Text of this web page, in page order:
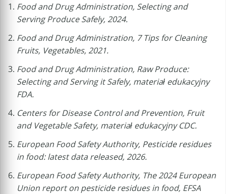
Food and Drug Administration, Selecting and
Serving Produce Safely, 2024.
Food and Drug Administration, 7 Tips for Cleaning
Fruits, Vegetables, 2021.
Food and Drug Administration, Raw Produce:
Selecting and Serving it Safely, materiał edukacyjny
FDA.
Centers for Disease Control and Prevention, Fruit
and Vegetable Safety, materiał edukacyjny CDC.
European Food Safety Authority, Pesticide residues
in food: latest data released, 2026.
European Food Safety Authority, The 2024 European
Union report on pesticide residues in food, EFSA